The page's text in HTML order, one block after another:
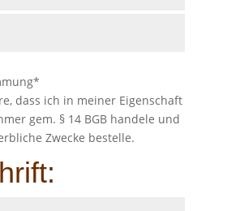
dass ich in meiner Eigenschaft
gem. § 14 BGB handele und
Zwecke bestelle.